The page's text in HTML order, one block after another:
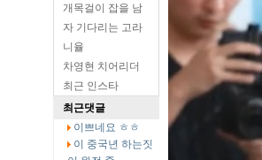
개목걸이 잡을 남
자 기다리는 고라
니율
차영현 치어리더
최근 인스타
최근댓글
이쁘네요 ㅎㅎ
이 중국년 하는짓